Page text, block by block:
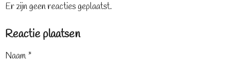
Er zijn geen reacties geplaatst.
Reactie plaatsen
Naam *